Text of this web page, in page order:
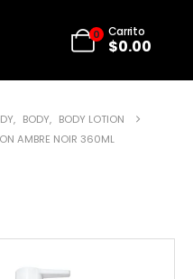
0 Carrito
$0.00
, BODY, BODY LOTION
AMBRE NOIR 360ML